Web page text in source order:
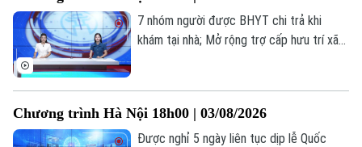
Golf
Sao
Thời trang
Đã phát sóng
7 nhóm người được BHYT chi trả khi
khám tại nhà; Mở rộng trợ cấp hưu trí xã
nay.
Chương trình Hà Nội 18h00 | 03/08/2026
Được nghỉ 5 ngày liên tục dịp lễ Quốc